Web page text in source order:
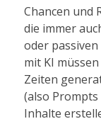
Chancen und
die immer
oder
mit KI
Zeiten
(also
Inhalte